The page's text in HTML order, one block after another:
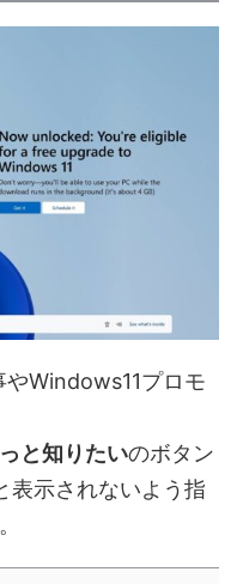
Windows11プロモ
と知りたいのボタン
表示されないよう指